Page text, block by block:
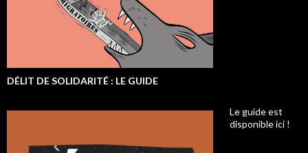
DÉLIT DE SOLIDARITÉ : LE GUIDE
Le guide est
disponible ici !